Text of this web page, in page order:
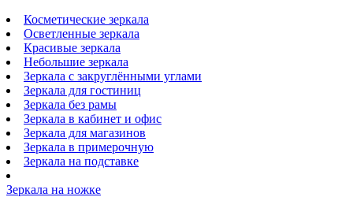
Косметические зеркала
Осветленные зеркала
Красивые зеркала
Небольшие зеркала
Зеркала с закруглёнными углами
Зеркала для гостиниц
Зеркала без рамы
Зеркала в кабинет и офис
Зеркала для магазинов
Зеркала в примерочную
Зеркала на подставке
Зеркала на ножке